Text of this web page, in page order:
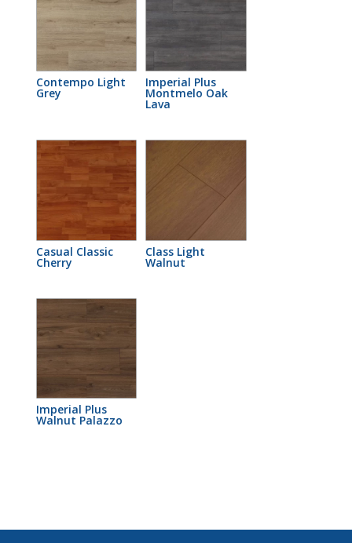
Contempo Light
Grey
Imperial Plus
Montmelo Oak
Lava
Casual Classic
Cherry
Class Light
Walnut
Imperial Plus
Walnut Palazzo